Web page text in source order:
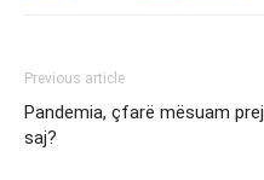
Previous article
Pandemia, çfarë mësuam prej
saj?